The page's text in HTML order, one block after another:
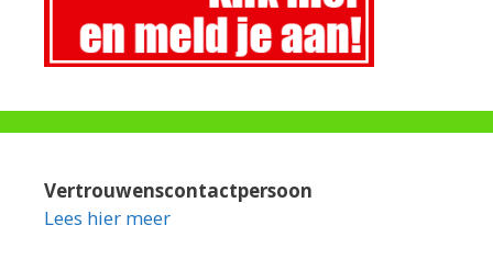
Vertrouwenscontactpersoon
Lees hier meer